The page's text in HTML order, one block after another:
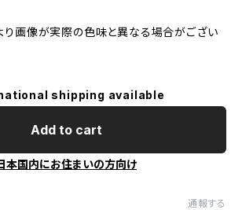
画像が実際の色味と異なる場合がござい
shipping available
Add to cart
本国内にお住まいの方向け
通報する